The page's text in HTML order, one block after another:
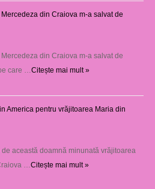
din Craiova m-a salvat de
din Craiova m-a salvat de
care … Citește mai mult »
America pentru vrăjitoarea Maria din
această doamnă minunată vrăjitoarea
… Citește mai mult »